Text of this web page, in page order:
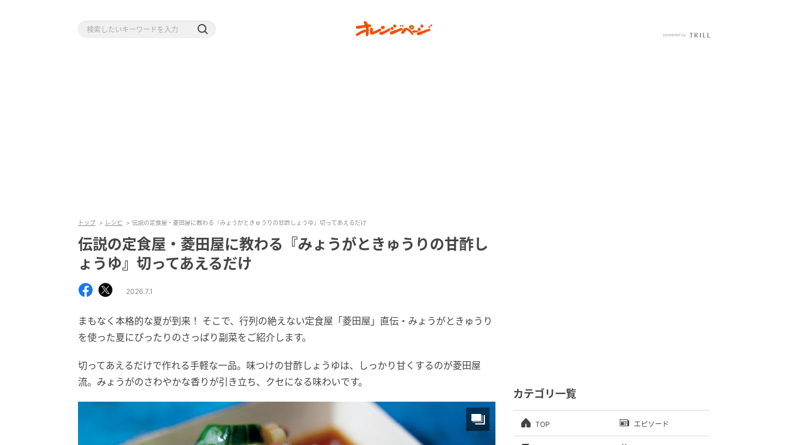
トップ レシピ 伝説の定食屋・菱田屋に教わる『みょうがときゅうりの甘酢しょうゆ』切ってあえるだけ
伝説の定食屋・菱田屋に教わる『みょうがときゅうりの甘酢し
ょうゆ』切ってあえるだけ
2026.7.1
まもなく本格的な夏が到来！ そこで、行列の絶えない定食屋「菱田屋」直伝・みょうがときゅうり
を使った夏にぴったりのさっぱり副菜をご紹介します。
切ってあえるだけで作れる手軽な一品。味つけの甘酢しょうゆは、しっかり甘くするのが菱田屋
流。みょうがのさわやかな香りが引き立ち、クセになる味わいです。
カテゴリ一覧
TOP エピソード